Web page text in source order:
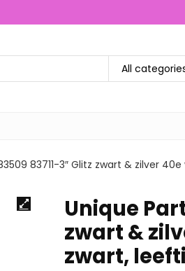
All
83711-3″ Glitz zwart & zilver
Unique
zwart &
zwart,